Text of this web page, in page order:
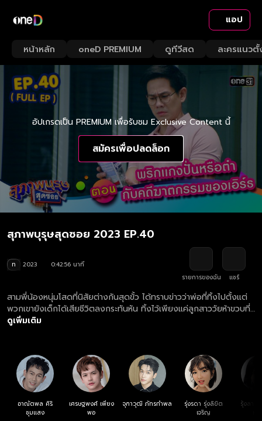
แอป
หน้าหลัก oneD PREMIUM ดูทีวีสด ละครแนวตั้
อัปเกรดเป็น PREMIUM เพื่อรับชม Exclusive Content นี้
สมัครเพื่อปลดล็อก
สุภาพบุรุษสุดซอย 2023 EP.40
ท 2023
0:42:56 นาที
รายการของฉัน
แชร์
สามพี่น้องหนุ่มโสดที่นิสัยต่างกันสุดขั้ว ได้ทราบข่าวว่าพ่อที่ทิ้งไปตั้งแต่
พวกเขายังเด็กได้เสียชีวิตลงกระทันหัน ทิ้งไว้เพียงแค่ลูกสาววัยห้าขวบที่
เกิดกับภรรยาใหม่ พวกเขาจึงตัดสินใจรับบทคุณพ่อจำเป็น เพื่อไม่ให้น้อง
ดูเพิ่มเติม
อาณัตพล ศิริ
ชุมแสง
เศรษฐพงศ์ เพียง
พอ
จุฑาวุฒิ ภัทรกำพล
รุ่งรดา รุ่งลิขิต
เจริญ
รุ้งลาวั